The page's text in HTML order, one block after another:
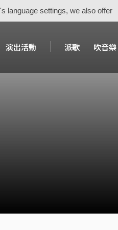
language settings, we also offer
演出活動 派歌 吹音樂